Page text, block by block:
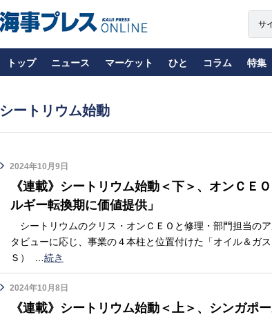
トップ ニュース マーケット ひと コラム 特集
シートリウム始動
2024年10月9日
《連載》シートリウム始動＜下＞、オンＣＥ
ルギー転換期に価値提供」
シートリウムのクリス・オンＣＥＯと修理・部門担当の
タビューに応じ、事業の４本柱と位置付けた「オイル＆ガ
Ｓ）
続き
2024年10月8日
《連載》シートリウム始動＜上＞、シンガポ